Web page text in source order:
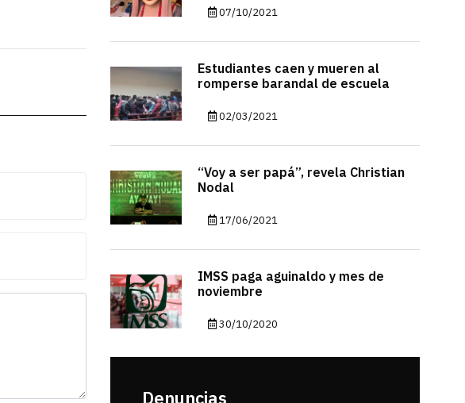
07/10/2021
Estudiantes caen y mueren al
romperse barandal de escuela
02/03/2021
“Voy a ser papá”, revela Christian
Nodal
17/06/2021
IMSS paga aguinaldo y mes de
noviembre
30/10/2020